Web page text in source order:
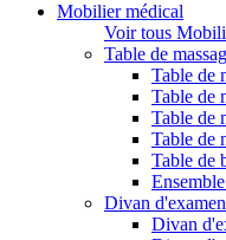
Mobilier médical
Voir tous
Table de
Table de
Table de
Table de
Table de
Table de
Divan d'examen
Divan